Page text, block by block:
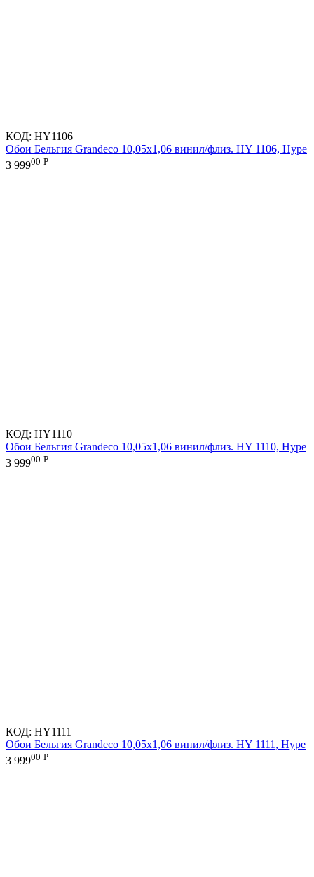
КОД: HY1106
Обои Бельгия Grandeco 10,05х1,06 винил/флиз. HY 1106, Hype
3 99900 Р
КОД: HY1110
Обои Бельгия Grandeco 10,05х1,06 винил/флиз. HY 1110, Hype
3 99900 Р
КОД: HY1111
Обои Бельгия Grandeco 10,05х1,06 винил/флиз. HY 1111, Hype
3 99900 Р